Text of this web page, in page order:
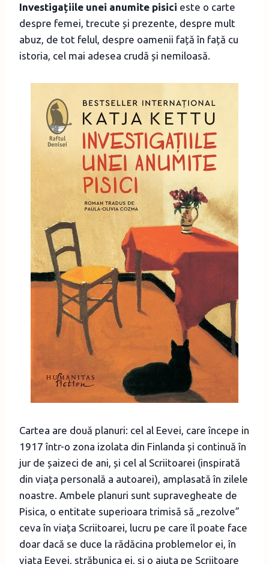
Investigațiile unei anumite pisici este o carte
despre femei, trecute și prezente, despre mult
abuz, de tot felul, despre oamenii față în față cu
istoria, cel mai adesea crudă și nemiloasă.
Cartea are două planuri: cel al Eevei, care începe in
1917 într-o zona izolata din Finlanda și continuă în
jur de șaizeci de ani, și cel al Scriitoarei (inspirată
din viața personală a autoarei), amplasată în zilele
noastre. Ambele planuri sunt supravegheate de
Pisica, o entitate superioara trimisă să „rezolve”
ceva în viața Scriitoarei, lucru pe care îl poate face
doar dacă se duce la rădăcina problemelor ei, în
viața Eevei, străbunica ei, și o ajuta pe Scriitoare